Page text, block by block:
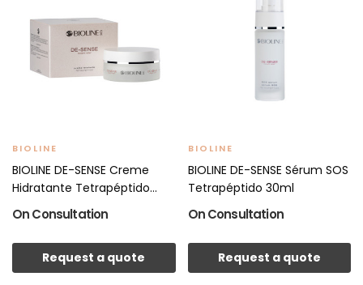
BIOLINE
BIOLINE DE-SENSE Creme
Hidratante Tetrapéptido...
On Consultation
Request a quote
BIOLINE
BIOLINE DE-SENSE Sérum SOS
Tetrapéptido 30ml
On Consultation
Request a quote